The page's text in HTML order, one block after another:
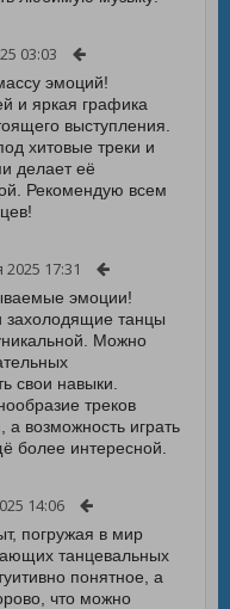
03:03
эмоций!
и яркая графика
выступления.
хитовые треки и
делает её
Рекомендую всем
2025 17:31
эмоции!
танцы
Можно
свои навыки.
треков
а возможность играть
более интересной.
14:06
погружая в мир
танцевальных
понятное, а
что можно